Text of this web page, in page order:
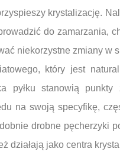
krystalizację.
do zamarzania,
niekorzystne zmiany w
który jest
pyłku stanowią
na swoją specyfikę,
drobne pęcherzyki
działają jako centra